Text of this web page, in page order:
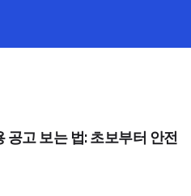
공고 보는 법: 초보부터 안전